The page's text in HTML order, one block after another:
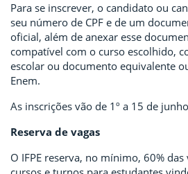
Para se inscrever, o candidato ou
seu número de CPF e de um
oficial, além de anexar esse
compatível com o curso escolhido,
escolar ou documento equivalente
Enem.
As inscrições vão de 1º a 15 de
Reserva de vagas
O IFPE reserva, no mínimo, 60%